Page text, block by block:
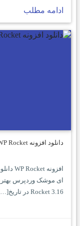
ادامه مطلب
دانلود افزونه WP Rocket موشک وردپرس نسخه ۳.۱۶
Rocket 3.16 در تاریخ[…]